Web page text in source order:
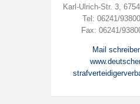
Karl-Ulrich-Str. 3,
Tel: 06241/
Fax: 06241/
Mail